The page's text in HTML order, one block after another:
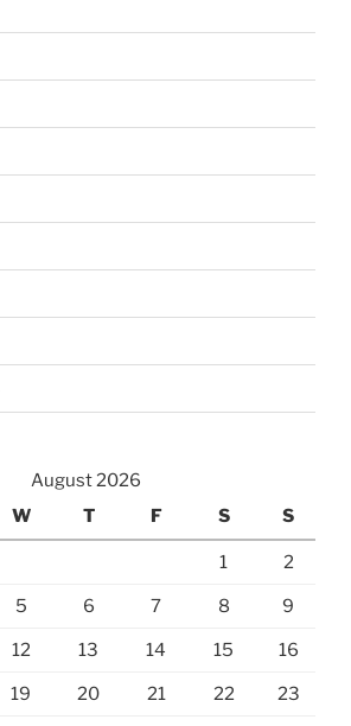
August 2026
W T F S S
1 2
5 6 7 8 9
12 13 14 15 16
19 20 21 22 23